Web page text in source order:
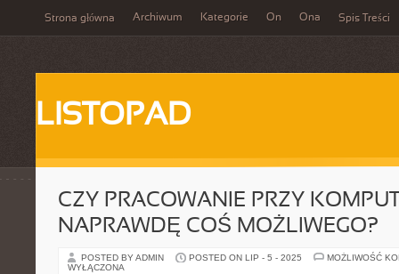
Strona główna Archiwum Kategorie On Ona Spis Treści
LISTOPAD
CZY PRACOWANIE PRZY
NAPRAWDĘ COŚ MOŻLIWEGO?
POSTED BY ADMIN POSTED ON LIP - 5 - 2025
MOŻLIWOŚĆ
WYŁĄCZONA